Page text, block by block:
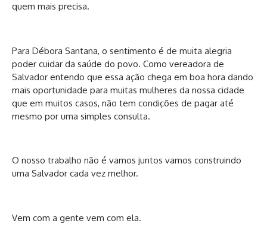
quem mais precisa.
Para Débora Santana, o sentimento é de muita alegria
poder cuidar da saúde do povo. Como vereadora de
Salvador entendo que essa ação chega em boa hora dando
mais oportunidade para muitas mulheres da nossa cidade
que em muitos casos, não tem condições de pagar até
mesmo por uma simples consulta.
O nosso trabalho não é vamos juntos vamos construindo
uma Salvador cada vez melhor.
Vem com a gente vem com ela.